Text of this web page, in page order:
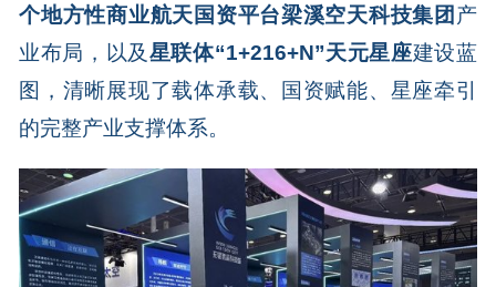
个地方性商业航天国资平台梁溪空天科技集团 产
业布局，以及星联体“1+216+N”天元星座建设蓝
图，清晰展现了载体承载、国资赋能、星座牵引
的完整产业支撑体系。